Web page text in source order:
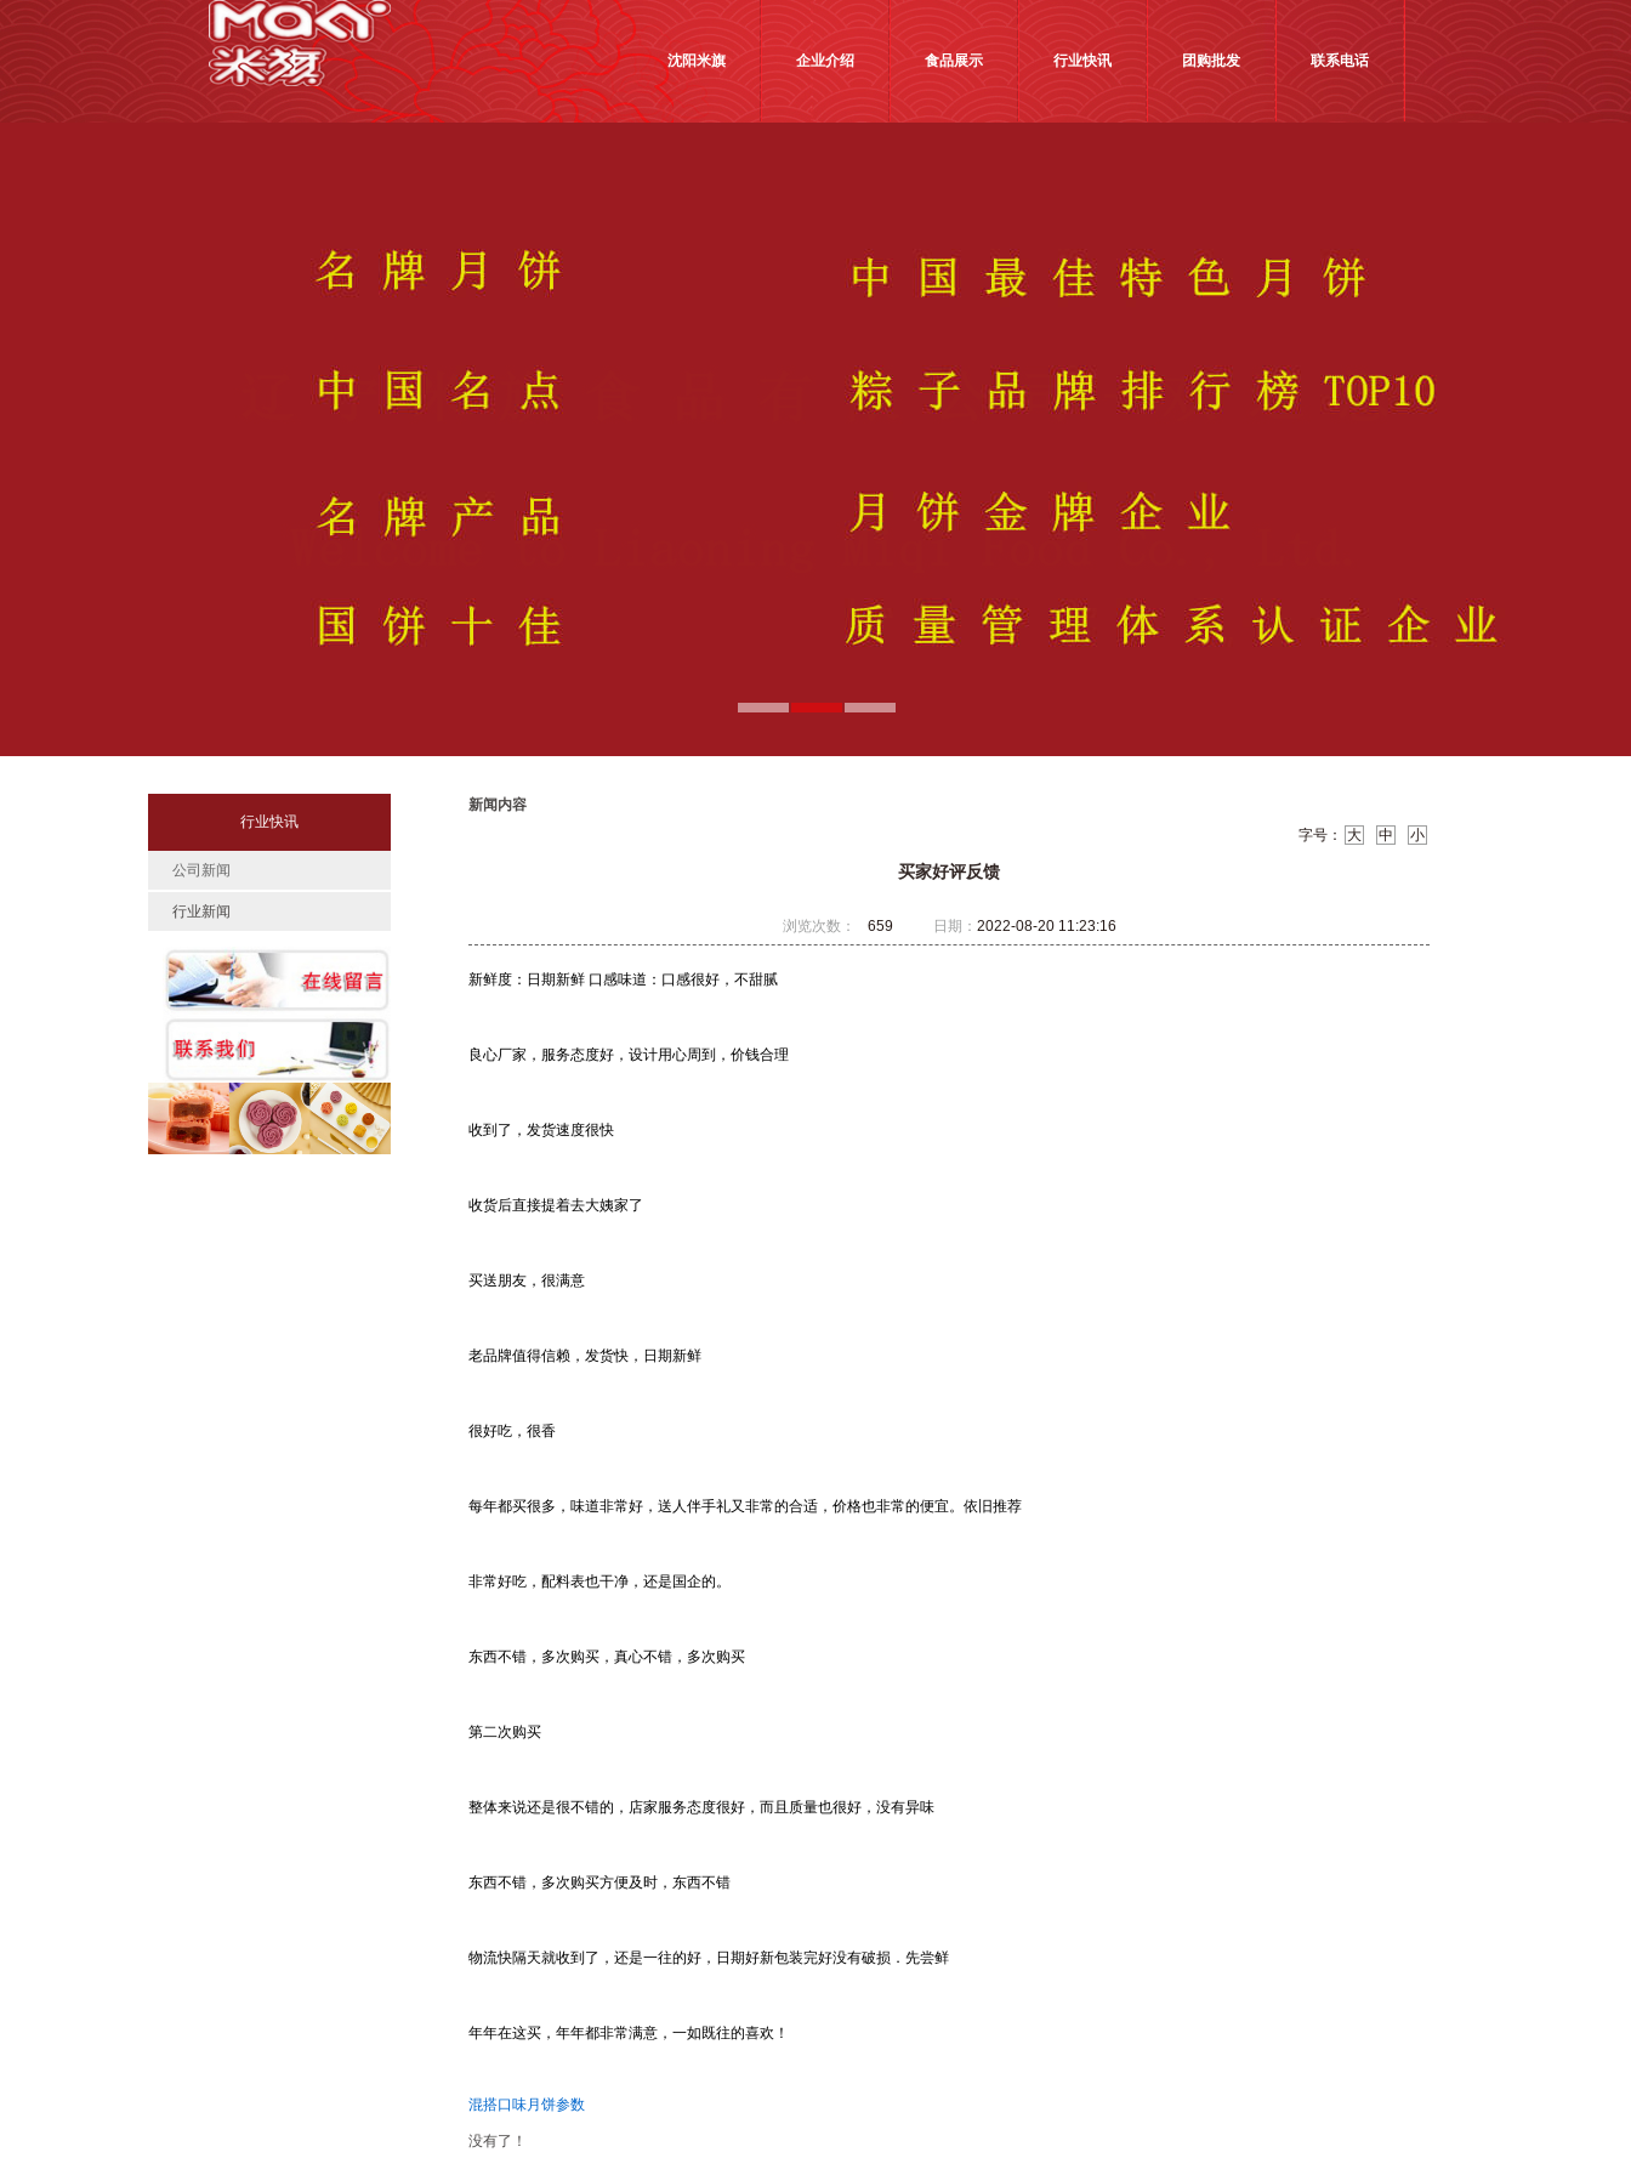
沈阳米旗 企业介绍 食品展示 行业快讯 团购批发 联系电话
行业快讯
公司新闻
行业新闻
新闻内容
字号：
大 中 小
买家好评反馈
浏览次数： 659 日期： 2022-08-20 11:23:16
新鲜度：日期新鲜 口感味道：口感很好，不甜腻
良心厂家，服务态度好，设计用心周到，价钱合理
收到了，发货速度很快
收货后直接提着去大姨家了
买送朋友，很满意
老品牌值得信赖，发货快，日期新鲜
很好吃，很香
每年都买很多，味道非常好，送人伴手礼又非常的合适，价格也非常的便宜。依旧推荐
非常好吃，配料表也干净，还是国企的。
东西不错，多次购买，真心不错，多次购买
第二次购买
整体来说还是很不错的，店家服务态度很好，而且质量也很好，没有异味
东西不错，多次购买方便及时，东西不错
物流快隔天就收到了，还是一往的好，日期好新包装完好没有破损．先尝鲜
年年在这买，年年都非常满意，一如既往的喜欢！
混搭口味月饼参数
没有了！